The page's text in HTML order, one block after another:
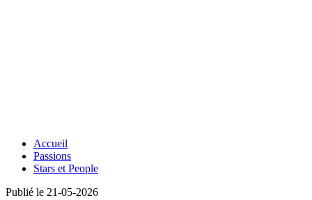
Accueil
Passions
Stars et People
Publié le 21-05-2026